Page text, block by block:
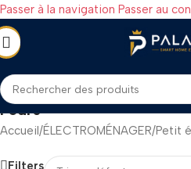
Passer à la navigation Passer au
Fours
Accueil/ÉLECTROMÉNAGER/Petit
Filters